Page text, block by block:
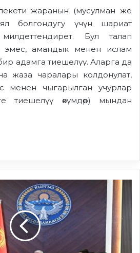
жаранын (мусулман же
болгондугу үчүн шариат
Бул талап
эмес, амандык менен ислам
адамга тиешелүү. Аларга да
жаза чаралары колдонулат,
менен чыгарылган учурлар
тиешелүү өкүмдөр) мындан